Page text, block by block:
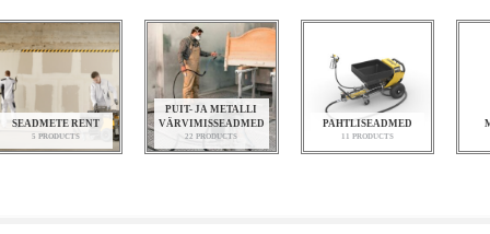
SEADMETE RENT
5 PRODUCTS
PUIT- JA METALLI
VÄRVIMISSEADMED
22 PRODUCTS
PAHTLISEADMED
11 PRODUCTS